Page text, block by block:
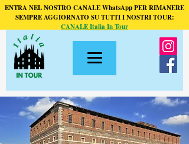
ENTRA NEL NOSTRO CANALE WhatsApp PER RIMANERE
SEMPRE AGGIORNATO SU TUTTI I NOSTRI TOUR:
CANALE Italia In Tour